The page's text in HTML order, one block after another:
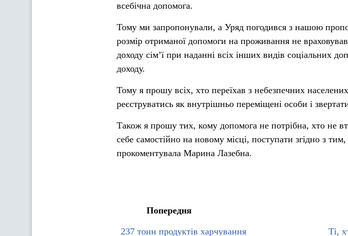
всебічна допомога.
Тому ми запропонували, а Уряд погодився з нашою
розмір отриманої допомоги на проживання не
доходу сім’ї при наданні всіх інших видів соціальних
доходу.
Тому я прошу всіх, хто переїхав з небезпечних
реєструватись як внутрішньо переміщені особи і
Також я прошу тих, кому допомога не потрібна, хто не
себе самостійно на новому місці, поступати згідно з
прокоментувала Марина Лазебна.
Попередня
237 тонн продуктів харчування Ті,